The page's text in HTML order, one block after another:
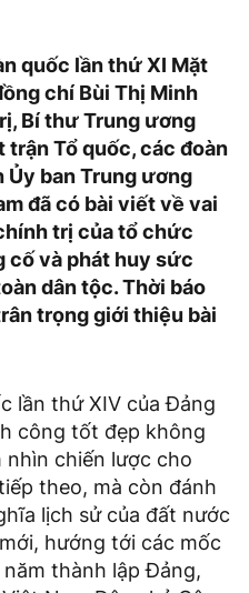
quốc lần thứ XI Mặt
chí Bùi Thị Minh
Bí thư Trung ương
Tổ quốc, các đoàn
ban Trung ương
đã có bài viết về vai
trị của tổ chức
cố và phát huy sức
dân tộc. Thời báo
trọng giới thiệu bài
lần thứ XIV của Đảng
công tốt đẹp không
nhìn chiến lược cho
theo, mà còn đánh
lịch sử của đất nước
hướng tới các mốc
thành lập Đảng,